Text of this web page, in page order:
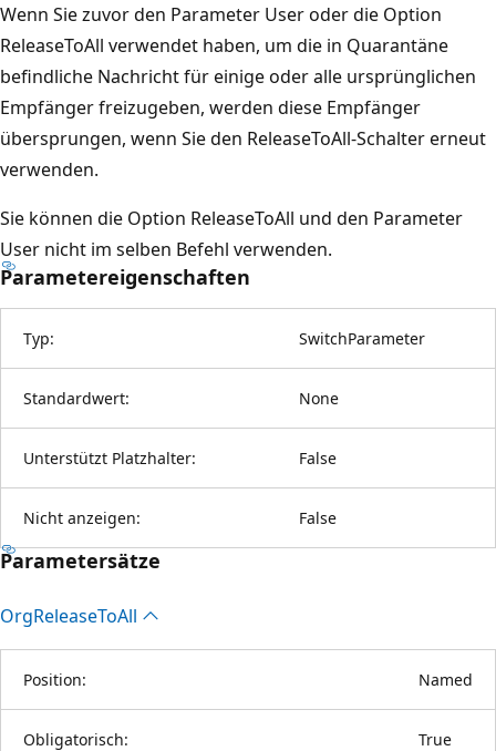
Wenn Sie zuvor den Parameter User oder die Option
ReleaseToAll verwendet haben, um die in Quarantäne
befindliche Nachricht für einige oder alle ursprünglichen
Empfänger freizugeben, werden diese Empfänger
übersprungen, wenn Sie den ReleaseToAll-Schalter erneut
verwenden.
Sie können die Option ReleaseToAll und den Parameter
User nicht im selben Befehl verwenden.
Parametereigenschaften
Typ: SwitchParameter
Standardwert: None
Unterstützt Platzhalter: False
Nicht anzeigen: False
Parametersätze
OrgReleaseToAll
Position: Named
Obligatorisch: True